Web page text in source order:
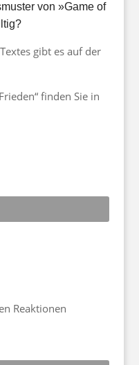
von »Game of
gibt es auf der
finden Sie in
Reaktionen